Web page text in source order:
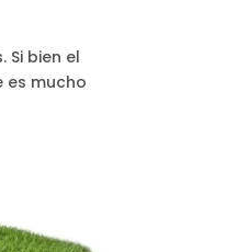
bien el
es mucho